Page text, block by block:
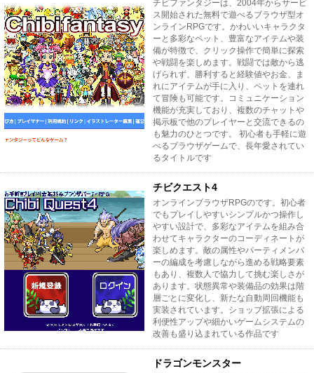
チビファンタジーは、2004年からサービ
ス開始された無料で遊べるブラウザ型オ
ンラインRPGです。かわいいキャラクタ
ーと多彩なペット、豊富なアイテムや装
備が特徴で、クリック操作で簡単に探索
や戦闘を楽しめます。戦闘では敵から逃
げられず、勝利すると経験値やお金、ま
れにアイテムが手に入り、ペットを連れ
て冒険も可能です。コミュニケーション
機能が充実しており、複数のチャットや
掲示板で他のプレイヤーと交流できるの
も魅力のひとつです。 初心者も手軽に遊
べるブラウザゲームで、長年愛されてい
るタイトルです
チビクエスト4
オンラインブラウザRPGのです。初心者
でもプレイしやすいシンプルかつ操作し
やすい設計で、多彩なアイテムを組み合
わせてキャラクターのコーディネートが
楽しめます。敵の属性やパーティメンバ
ーの編成を考慮しながら進める戦略要素
もあり、複数人で協力して挑む楽しさが
あります。状態異常や装備品の効果は階
層ごとに変化し、新たな自動周回機能も
実装されています。ショップ拡張による
利便性アップや細かいゲームシステムの
改善も盛り込まれている作品です
ドラゴンモンスター